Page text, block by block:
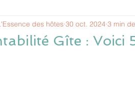
Tendances Réservation
Gîte : Voici
des hôtes 30 oct. 2024 3 min